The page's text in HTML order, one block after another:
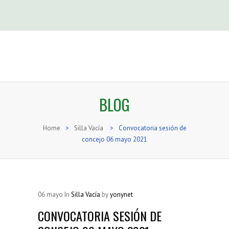
BLOG
Home > Silla Vacía >
Convocatoria sesión de
concejo 06 mayo 2021
06 mayo In Silla Vacía byyonynet
CONVOCATORIA SESIÓN DE